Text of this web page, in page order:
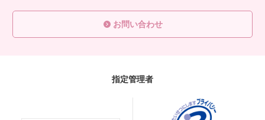
お問い合わせ
指定管理者